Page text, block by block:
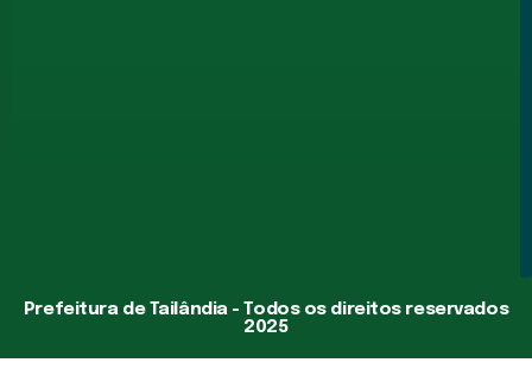
Prefeitura de Tailândia - Todos os direitos reservados
2025